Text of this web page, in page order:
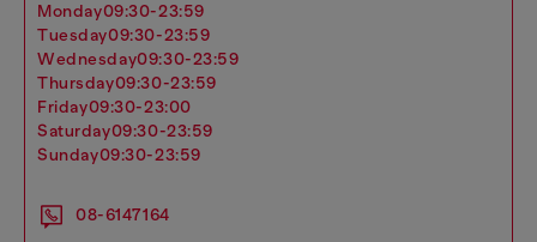
monday09:30-23:59
tuesday09:30-23:59
wednesday09:30-23:59
thursday09:30-23:59
friday09:30-23:00
saturday09:30-23:59
sunday09:30-23:59
08-6147164